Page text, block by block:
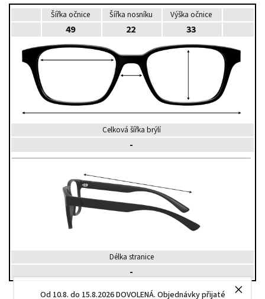
Od 10.8. do 15.8.2026 DOVOLENÁ. Objednávky přijaté
Šířka očnice Šířka nosníku Výška očnice
49 22 33
Celková šířka brýlí
-
Délka stranice
-